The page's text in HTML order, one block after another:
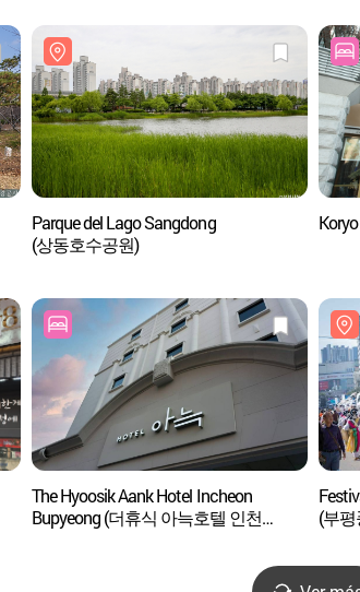
Parque del Lago Sangdong
(상동호수공원)
The Hyoosik Aank Hotel Incheon
Bupyeong (더휴식 아늑호텔 인천
(부